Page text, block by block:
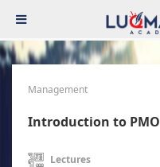
Management
Introduction to PMO
Lectures